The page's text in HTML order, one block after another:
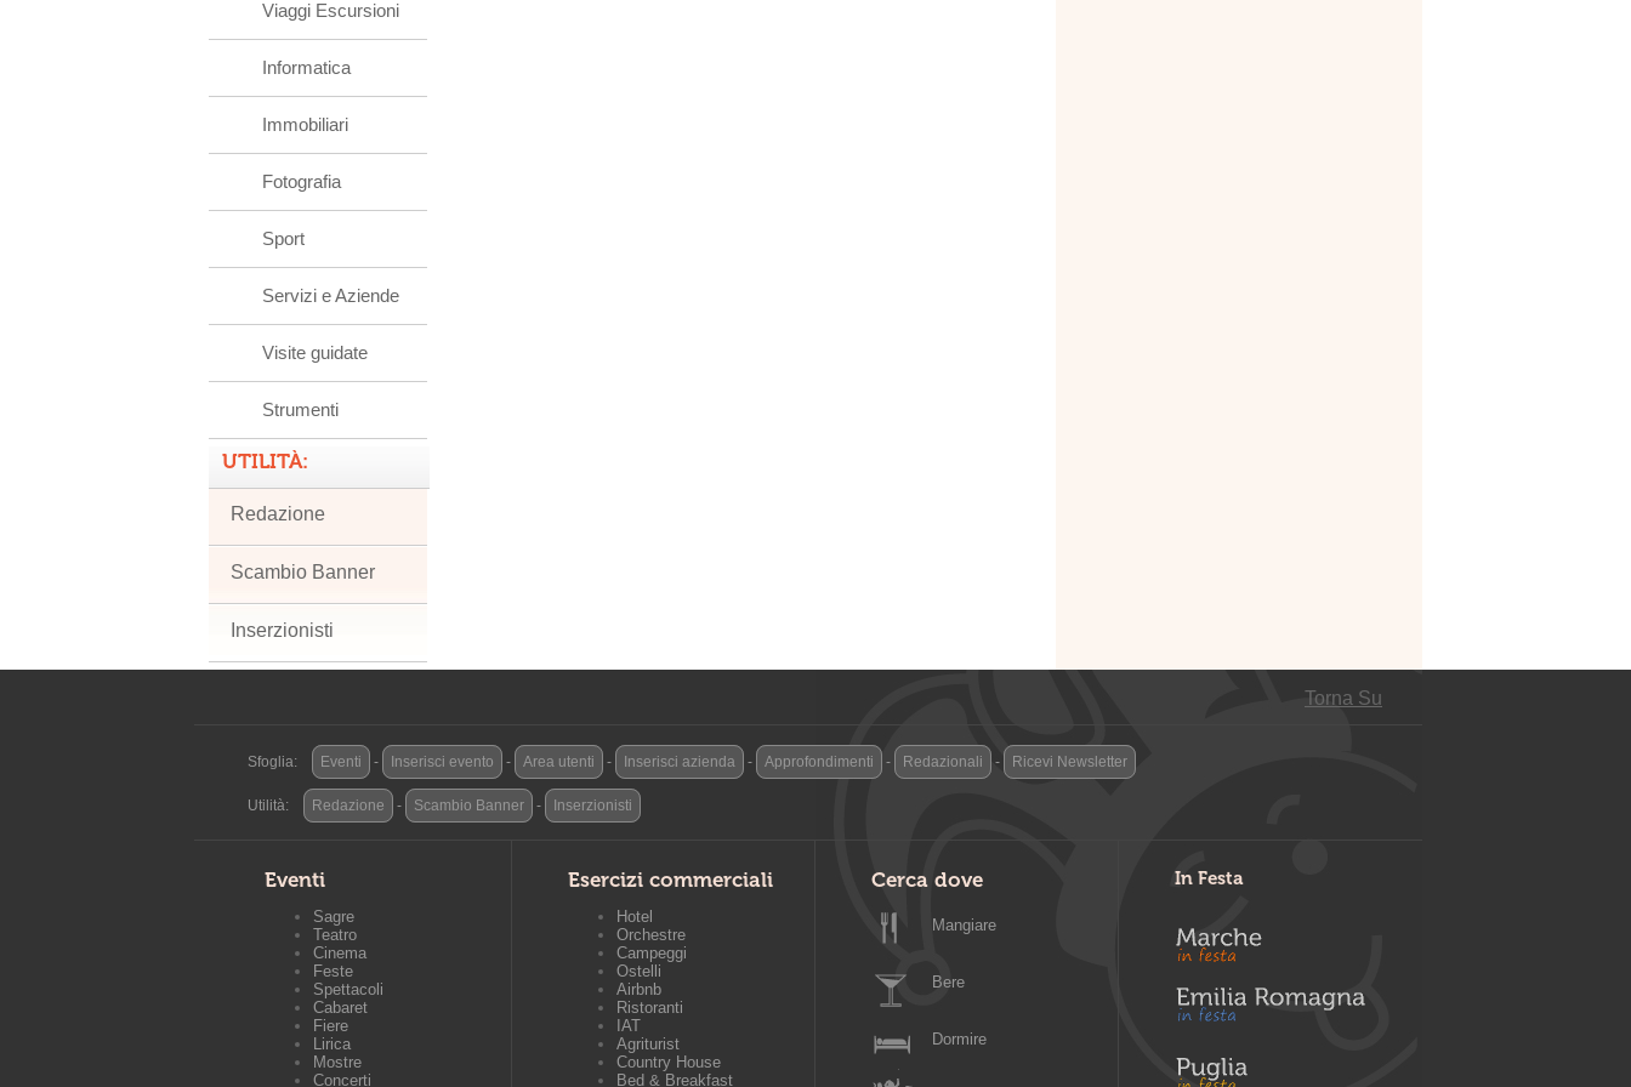
Viaggi Escursioni
Informatica
Immobiliari
Fotografia
Sport
Servizi e Aziende
Visite guidate
Strumenti
UTILITÀ:
Redazione
Scambio Banner
Inserzionisti
Torna Su
Sfoglia: Eventi - Inserisci evento - Area utenti - Inserisci azienda - Approfondimenti - Redazionali - Ricevi Newsletter
Utilità: Redazione - Scambio Banner - Inserzionisti
Eventi
Sagre
Teatro
Cinema
Feste
Spettacoli
Cabaret
Fiere
Lirica
Mostre
Concerti
Esercizi commerciali
Hotel
Orchestre
Campeggi
Ostelli
Airbnb
Ristoranti
IAT
Agriturist
Country House
Bed & Breakfast
Cerca dove
Mangiare
Bere
Dormire
In Festa